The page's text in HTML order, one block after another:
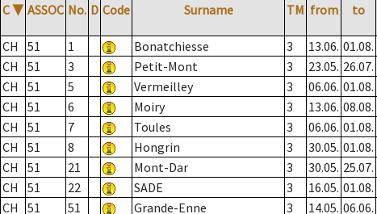
C ▼ ASSOC No. D Code Surname TM from to
CH
51 1 Bonatchiesse 3 13.06. 01.08.
CH
51 3 Petit-Mont 3 23.05. 26.07.
CH
51 5 Vermeilley 3 06.06. 01.08.
CH
51 6 Moiry 3 13.06. 08.08.
CH
51 7 Toules 3 06.06. 01.08.
CH
51 8 Hongrin 3 30.05. 01.08.
CH
51 21 Mont-Dar 3 30.05. 25.07.
CH
51 22 SADE 3 16.05. 01.08.
CH
51 51 Grande-Enne 3 14.05. 06.06.